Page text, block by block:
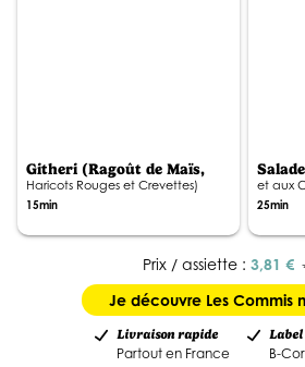
Githeri (Ragoût de Maïs,
Haricots Rouges et Crevettes)
15min
et aux
25min
Prix / assiette : 3,81 €
Je découvre Les Commis
Livraison rapide
Partout en France B-